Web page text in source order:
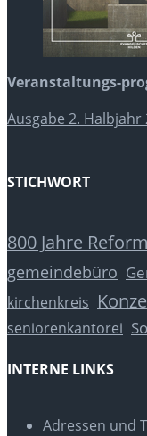
Veranstaltungs-
Ausgabe 2. Halbjahr
STICHWORT
800 Jahre
gemeindebüro
kirchenkreis
seniorenkantorei
INTERNE LINKS
Adressen und